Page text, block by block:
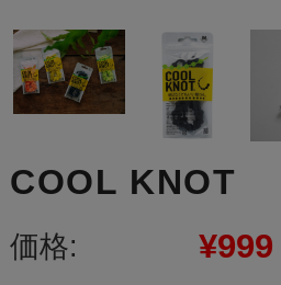
COOL KNOT
価格: ¥999